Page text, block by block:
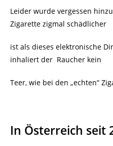
Leider wurde vergessen
Zigarette zigmal schädlicher
ist als dieses elektronische
inhaliert der Raucher kein
Teer, wie bei den „echten“
In Österreich seit